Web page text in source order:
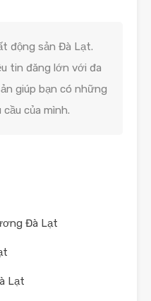
động sản Đà Lạt.
tin đăng lớn với đa
giúp bạn có những
của mình.
Đà Lạt
Lạt